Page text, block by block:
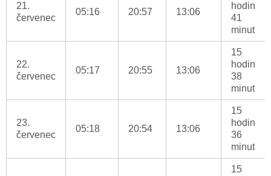
21.
červenec
05:16 20:57 13:06
hodin
41
minut
22.
červenec
05:17 20:55 13:06
15
hodin
38
minut
23.
červenec
05:18 20:54 13:06
15
hodin
36
minut
15